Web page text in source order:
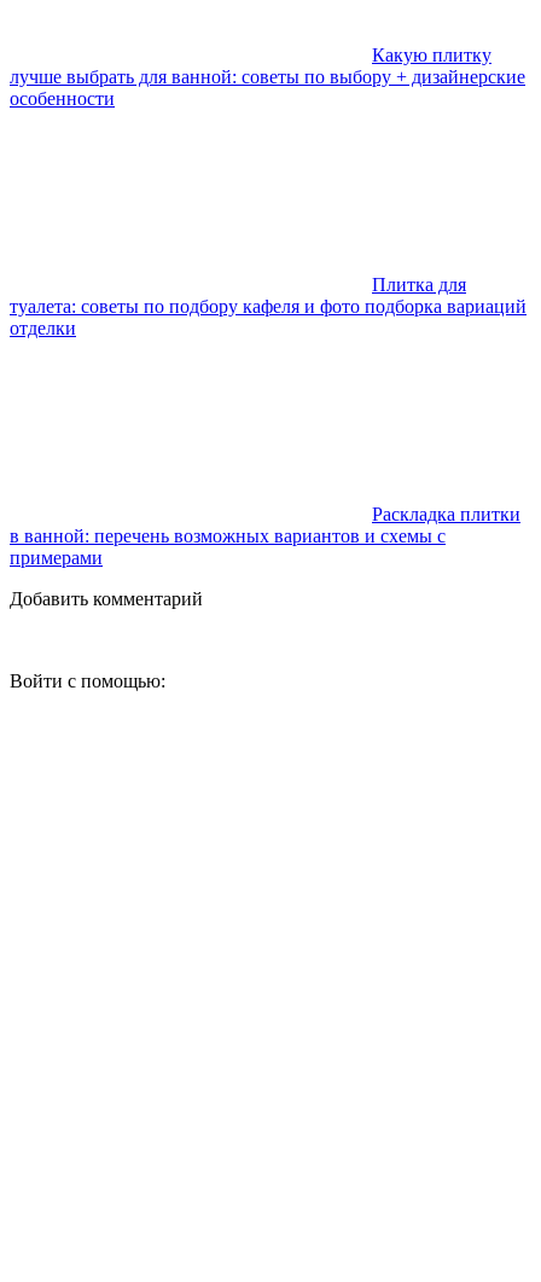
Какую плитку
лучше выбрать для ванной: советы по выбору + дизайнерские
особенности
Плитка для
туалета: советы по подбору кафеля и фото подборка вариаций
отделки
Раскладка плитки
в ванной: перечень возможных вариантов и схемы с
примерами
Добавить комментарий
Войти с помощью: